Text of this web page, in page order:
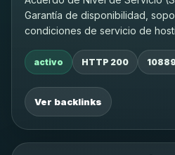
Garantía de disponibilidad,
condiciones de servicio de
activo HTTP 200
Ver backlinks